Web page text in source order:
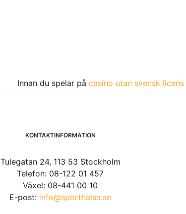
Innan du spelar på casino utan svensk licens
KONTAKTINFORMATION
Tulegatan 24, 113 53 Stockholm
Telefon: 08-122 01 457
Växel: 08-441 00 10
E-post: info@sporthalsa.se